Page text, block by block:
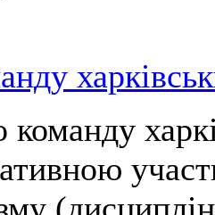
команду